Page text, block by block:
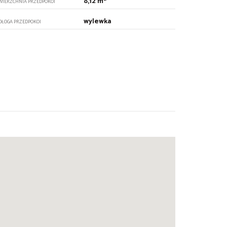
PRZEDPOKOI wylewka